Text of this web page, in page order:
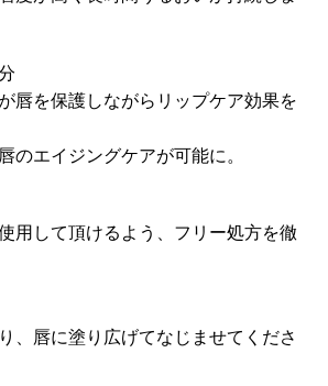
唇を保護しながらリップケア効果を
のエイジングケアが可能に。
用して頂けるよう、フリー処方を徹
、唇に塗り広げてなじませてくださ